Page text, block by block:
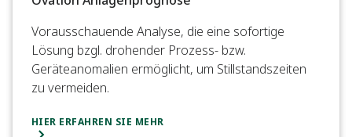
Vorausschauende Analyse, die eine sofortige
Lösung bzgl. drohender Prozess- bzw.
Geräteanomalien ermöglicht, um Stillstandszeiten
zu vermeiden.
HIER ERFAHREN SIE MEHR